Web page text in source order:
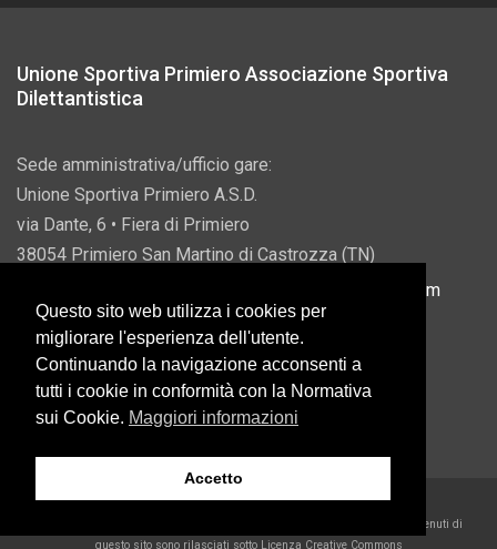
Unione Sportiva Primiero Associazione Sportiva
Dilettantistica
Sede amministrativa/ufficio gare:
Unione Sportiva Primiero A.S.D.
via Dante, 6 • Fiera di Primiero
38054 Primiero San Martino di Castrozza (TN)
info@usprimiero.com
Vantaggi da Pubblica Amministrazione
Eccetto dove diversamente specificato, i contenuti di
questo sito sono rilasciati sotto Licenza Creative Commons
Questo sito web utilizza i cookies per
migliorare l'esperienza dell'utente.
Continuando la navigazione acconsenti a
tutti i cookie in conformità con la Normativa
sui Cookie. Maggiori informazioni
Accetto